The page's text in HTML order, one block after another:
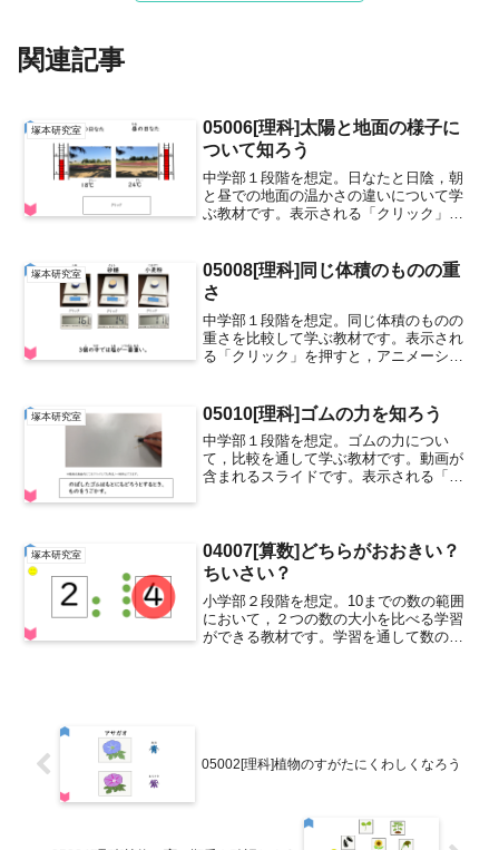
関連記事
塚本研究室
05006[理科]太陽と地面の様子に
ついて知ろう
中学部１段階を想定。日なたと日陰，朝
と昼での地面の温かさの違いについて学
ぶ教材です。表示される「クリック」を
本研究室 林竜也さん(2018年度)）
05006太陽と地面の...
塚本研究室
05008[理科]同じ体積のものの重
さ
中学部１段階を想定。同じ体積のものの
重さを比較して学ぶ教材です。表示され
る「クリック」を押すと，アニメーショ
(2018年度)） 05008同じ体積のものの重
塚本研究室 05010[理科]ゴムの力を知ろう
中学部１段階を想定。ゴムの力につい
て，比較を通して学ぶ教材です。動画が
含まれるスライドです。表示される「ク
度)） 05010ゴム...
塚本研究室
04007[算数]どちらがおおきい？
ちいさい？
小学部２段階を想定。10までの数の範囲
において，２つの数の大小を比べる学習
ができる教材です。学習を通して数の量
05002[理科]植物のすがたにくわしくなろう